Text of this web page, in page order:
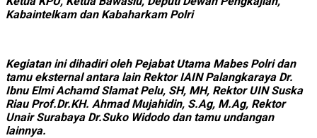
Kabaintelkam dan Kabaharkam Polri
Kegiatan ini dihadiri oleh Pejabat Utama Mabes Polri dan
tamu eksternal antara lain Rektor IAIN Palangkaraya Dr.
Ibnu Elmi Achamd Slamat Pelu, SH, MH, Rektor UIN Suska
Riau Prof.Dr.KH. Ahmad Mujahidin, S.Ag, M.Ag, Rektor
Unair Surabaya Dr.Suko Widodo dan tamu undangan
lainnya.